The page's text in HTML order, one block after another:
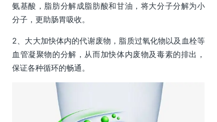
氨基酸，脂肪分解成脂肪酸和甘油，将大分子分解为小
分子，更助肠胃吸收。
2、大大加快体内的代谢废物，脂质过氧化物以及血栓等
血管凝聚物的分解，从而加快体内废物及毒素的排出，
保证各种循环的畅通。